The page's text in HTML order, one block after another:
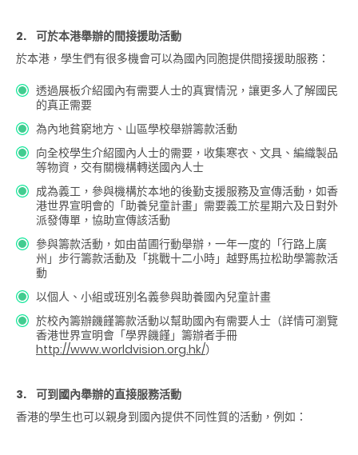
2. 可於本港舉辦的間接援助活動
於本港，學生們有很多機會可以為國內同胞提供間接援助服務：
透過展板介紹國內有需要人士的真實情況，讓更多人了解國民
的真正需要
為內地貧窮地方、山區學校舉辦籌款活動
向全校學生介紹國內人士的需要，收集寒衣、文具、編織製品
等物資，交有關機構轉送國內人士
成為義工，參與機構於本地的後勤支援服務及宣傳活動，如香
港世界宣明會的「助養兒童計畫」需要義工於星期六及日對外
派發傳單，協助宣傳該活動
參與籌款活動，如由苗圃行動舉辦，一年一度的「行路上廣
州」步行籌款活動及「挑戰十二小時」越野馬拉松助學籌款活
動
以個人、小組或班別名義參與助養國內兒童計畫
於校內籌辦饑饉籌款活動以幫助國內有需要人士（詳情可瀏覽
香港世界宣明會「學界饑饉」籌辦者手冊
http://www.worldvision.org.hk/）
3. 可到國內舉辦的直接服務活動
香港的學生也可以親身到國內提供不同性質的活動，例如：